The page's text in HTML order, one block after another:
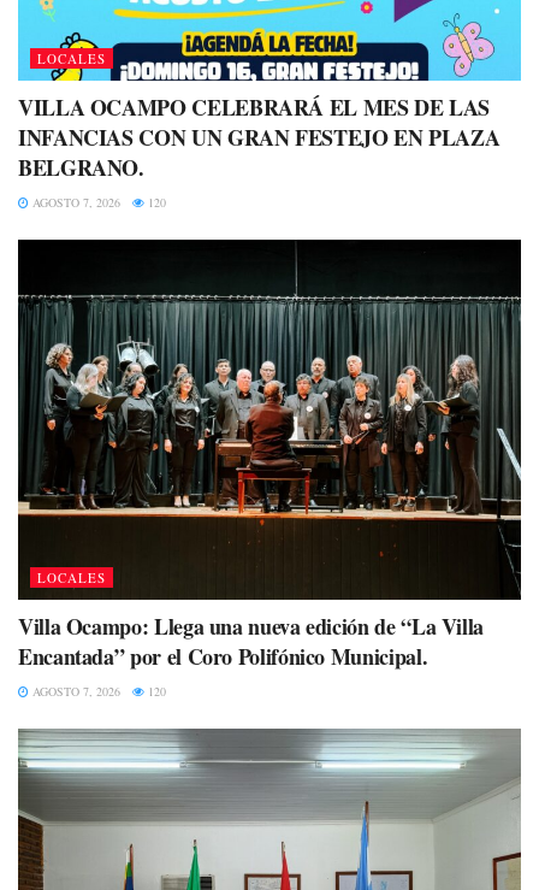
LOCALES
VILLA OCAMPO CELEBRARÁ EL MES DE LAS
INFANCIAS CON UN GRAN FESTEJO EN PLAZA
BELGRANO.
AGOSTO 7, 2026 120
LOCALES
Villa Ocampo: Llega una nueva edición de “La Villa
Encantada” por el Coro Polifónico Municipal.
AGOSTO 7, 2026 120